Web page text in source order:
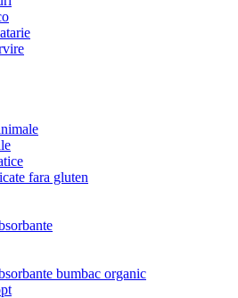
fara gluten
bumbac organic